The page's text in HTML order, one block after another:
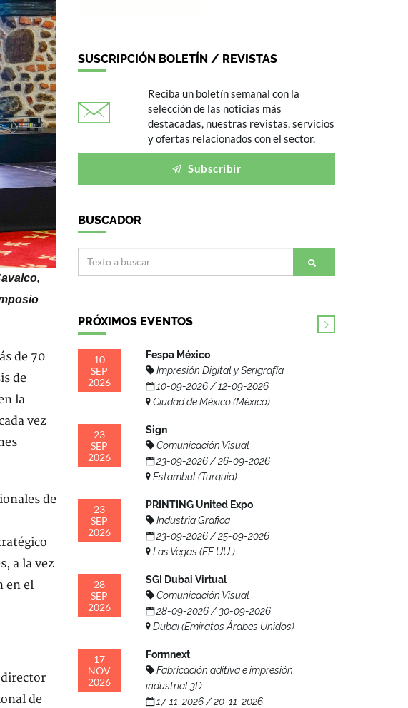
de 70
de
la
vez
de
a la vez
en el
director
de
SUSCRIPCIÓN BOLETÍN / REVISTAS
Reciba un boletín semanal con la
selección de las noticias más
destacadas, nuestras revistas, servicios
y ofertas relacionados con el sector.
Subscribir
BUSCADOR
PRÓXIMOS EVENTOS
10
SEP
2026
Fespa México
Impresión Digital y Serigrafía
10-09-2026 / 12-09-2026
Ciudad de México (México)
23
SEP
2026
Sign
Comunicación Visual
23-09-2026 / 26-09-2026
Estambul (Turquía)
23
SEP
2026
PRINTING United Expo
Industria Grafica
23-09-2026 / 25-09-2026
Las Vegas (EE.UU.)
28
SEP
2026
SGI Dubai Virtual
Comunicación Visual
28-09-2026 / 30-09-2026
Dubai (Emiratos Árabes Unidos)
17
NOV
2026
Formnext
Fabricación aditiva e impresión
industrial 3D
17-11-2026 / 20-11-2026